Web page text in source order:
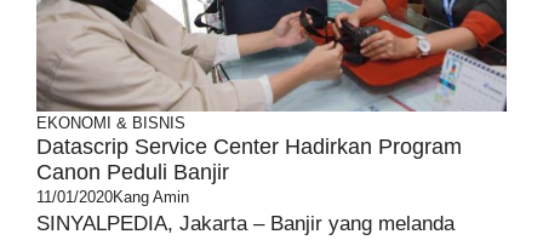
EKONOMI & BISNIS
Datascrip Service Center Hadirkan Program
Canon Peduli Banjir
11/01/2020Kang Amin
SINYALPEDIA, Jakarta – Banjir yang melanda